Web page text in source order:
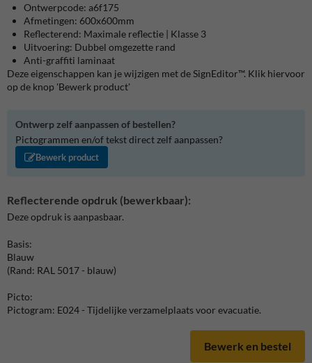
Ontwerpcode: a6f175
Afmetingen: 600x600mm
Reflecterend: Maximale reflectie | Klasse 3
Uitvoering: Dubbel omgezette rand
Anti-graffiti laminaat
Deze eigenschappen kan je wijzigen met de SignEditor™. Klik hiervoor
op de knop 'Bewerk product'
Ontwerp zelf aanpassen of bestellen?
Pictogrammen en/of tekst direct zelf aanpassen?
Bewerk product
Reflecterende opdruk (bewerkbaar):
Deze opdruk is aanpasbaar.
Basis:
Blauw
(Rand: RAL 5017 - blauw)
Picto:
Pictogram: E024 - Tijdelijke verzamelplaats voor evacuatie.
Bewerk en bestel